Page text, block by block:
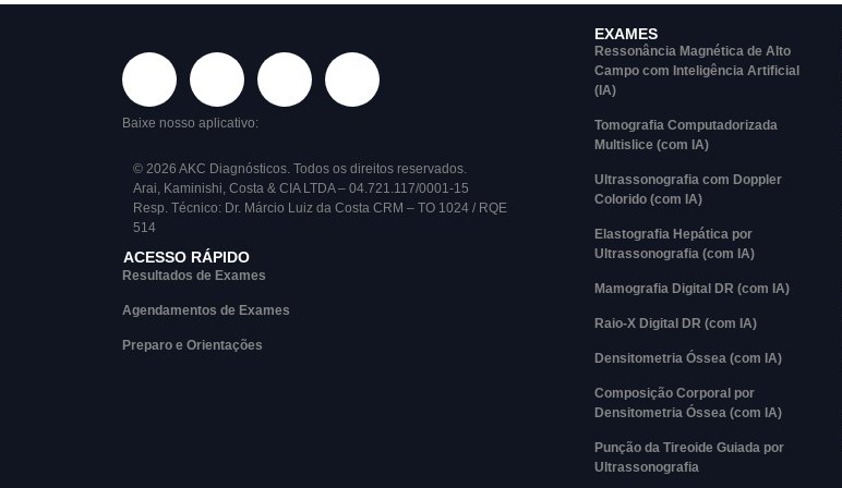
Baixe nosso aplicativo:
© 2026 AKC Diagnósticos. Todos os direitos reservados.
Arai, Kaminishi, Costa & CIA LTDA – 04.721.117/0001-15
Resp. Técnico: Dr. Márcio Luiz da Costa CRM – TO 1024 / RQE
514
ACESSO RÁPIDO
Resultados de Exames
Agendamentos de Exames
Preparo e Orientações
EXAMES
Ressonância Magnética de Alto
Campo com Inteligência Artificial
(IA)
Tomografia Computadorizada
Multislice (com IA)
Ultrassonografia com Doppler
Colorido (com IA)
Elastografia Hepática por
Ultrassonografia (com IA)
Mamografia Digital DR (com IA)
Raio-X Digital DR (com IA)
Densitometria Óssea (com IA)
Composição Corporal por
Densitometria Óssea (com IA)
Punção da Tireoide Guiada por
Ultrassonografia